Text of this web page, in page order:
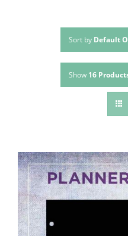
Sort by Default
Show 16